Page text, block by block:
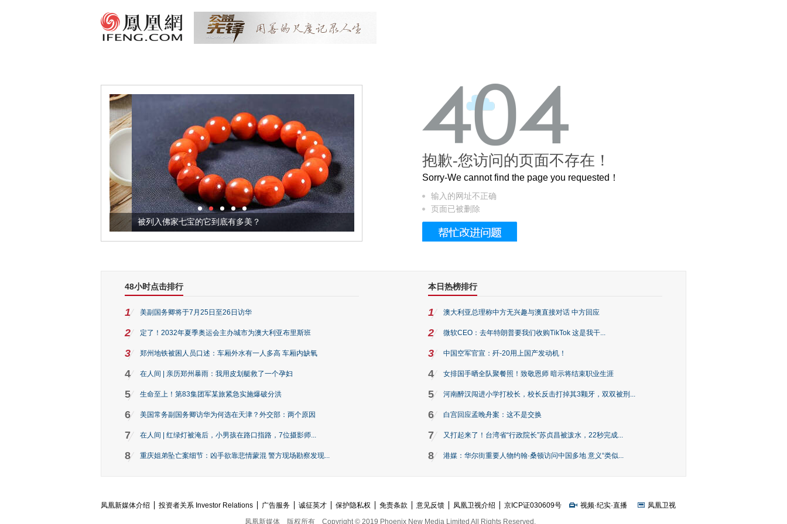
被列入佛家七宝的它到底有多美？ 这个3.2米的长卷，还原了600岁的紫禁城
抱歉-您访问的页面不存在！
Sorry-We cannot find the page you requested！
输入的网址不正确
页面已被删除
48小时点击排行
1 美副国务卿将于7月25日至26日访华
2 定了！2032年夏季奥运会主办城市为澳大利亚布里斯班
3 郑州地铁被困人员口述：车厢外水有一人多高 车厢内缺氧
4 在人间 | 亲历郑州暴雨：我用皮划艇救了一个孕妇
5 生命至上！第83集团军某旅紧急实施爆破分洪
6 美国常务副国务卿访华为何选在天津？外交部：两个原因
7 在人间 | 红绿灯被淹后，小男孩在路口指路，7位摄影师...
8 重庆姐弟坠亡案细节：凶手欲靠悲情蒙混 警方现场勘察发现...
本日热榜排行
1 澳大利亚总理称中方无兴趣与澳直接对话 中方回应
2 微软CEO：去年特朗普要我们收购TikTok 这是我干...
3 中国空军官宣：歼-20用上国产发动机！
4 女排国手晒全队聚餐照！致敬恩师 暗示将结束职业生涯
5 河南醉汉闯进小学打校长，校长反击打掉其3颗牙，双双被刑...
6 白宫回应孟晚舟案：这不是交换
7 又打起来了！台湾省“行政院长”苏贞昌被泼水，22秒完成...
8 港媒：华尔街重要人物约翰·桑顿访问中国多地 意义“类似...
凤凰新媒体介绍 投资者关系 Investor Relations 广告服务 诚征英才 保护隐私权 免责条款 意见反馈 凤凰卫视介绍 京ICP证030609号 视频·纪实·直播
凤凰卫视
凤凰新媒体
版权所有 Copyright © 2019 Phoenix New Media Limited All Rights Reserved.